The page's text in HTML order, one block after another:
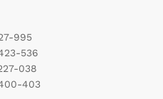
995
536
038
403